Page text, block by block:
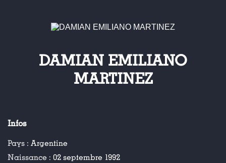
DAMIAN EMILIANO
MARTINEZ
Infos
Pays : Argentine
Naissance : 02 septembre 1992